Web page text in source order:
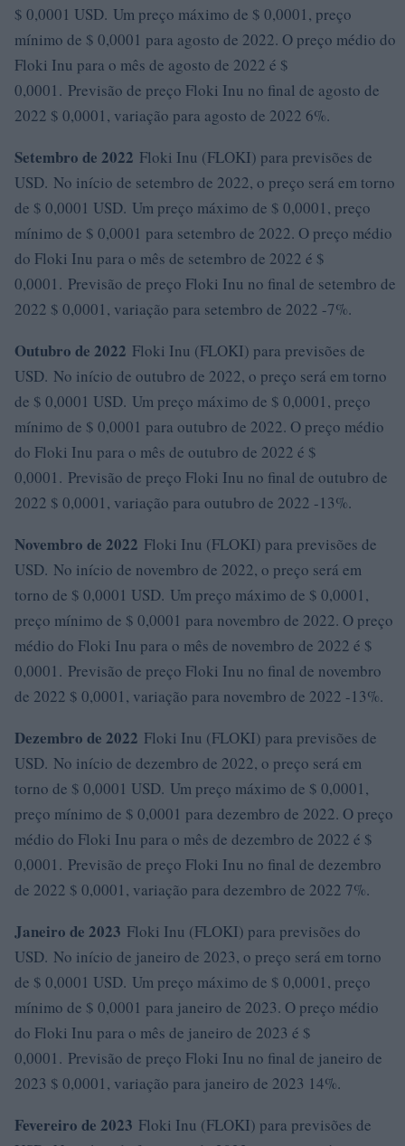
$ 0,0001 USD. Um preço máximo de $ 0,0001, preço
mínimo de $ 0,0001 para agosto de 2022. O preço médio do
Floki Inu para o mês de agosto de 2022 é $
0,0001. Previsão de preço Floki Inu no final de agosto de
2022 $ 0,0001, variação para agosto de 2022 6%.
Setembro de 2022 Floki Inu (FLOKI) para previsões de
USD. No início de setembro de 2022, o preço será em torno
de $ 0,0001 USD. Um preço máximo de $ 0,0001, preço
mínimo de $ 0,0001 para setembro de 2022. O preço médio
do Floki Inu para o mês de setembro de 2022 é $
0,0001. Previsão de preço Floki Inu no final de setembro de
2022 $ 0,0001, variação para setembro de 2022 -7%.
Outubro de 2022 Floki Inu (FLOKI) para previsões de
USD. No início de outubro de 2022, o preço será em torno
de $ 0,0001 USD. Um preço máximo de $ 0,0001, preço
mínimo de $ 0,0001 para outubro de 2022. O preço médio
do Floki Inu para o mês de outubro de 2022 é $
0,0001. Previsão de preço Floki Inu no final de outubro de
2022 $ 0,0001, variação para outubro de 2022 -13%.
Novembro de 2022 Floki Inu (FLOKI) para previsões de
USD. No início de novembro de 2022, o preço será em
torno de $ 0,0001 USD. Um preço máximo de $ 0,0001,
preço mínimo de $ 0,0001 para novembro de 2022. O preço
médio do Floki Inu para o mês de novembro de 2022 é $
0,0001. Previsão de preço Floki Inu no final de novembro
de 2022 $ 0,0001, variação para novembro de 2022 -13%.
Dezembro de 2022 Floki Inu (FLOKI) para previsões de
USD. No início de dezembro de 2022, o preço será em
torno de $ 0,0001 USD. Um preço máximo de $ 0,0001,
preço mínimo de $ 0,0001 para dezembro de 2022. O preço
médio do Floki Inu para o mês de dezembro de 2022 é $
0,0001. Previsão de preço Floki Inu no final de dezembro
de 2022 $ 0,0001, variação para dezembro de 2022 7%.
Janeiro de 2023 Floki Inu (FLOKI) para previsões do
USD. No início de janeiro de 2023, o preço será em torno
de $ 0,0001 USD. Um preço máximo de $ 0,0001, preço
mínimo de $ 0,0001 para janeiro de 2023. O preço médio
do Floki Inu para o mês de janeiro de 2023 é $
0,0001. Previsão de preço Floki Inu no final de janeiro de
2023 $ 0,0001, variação para janeiro de 2023 14%.
Fevereiro de 2023 Floki Inu (FLOKI) para previsões de